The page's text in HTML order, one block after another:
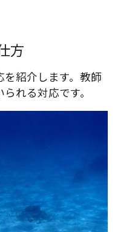
方
紹介します。教師
れる対応です。